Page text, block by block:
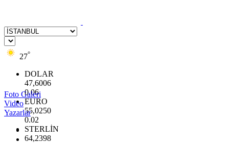
27°
DOLAR
47,6006
0.06
EURO
55,0250
0.02
STERLİN
64,2398
Foto Galeri
Video
Yazarlar